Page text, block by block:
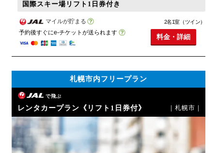
国際スキー場リフト1日券付き
マイルが貯まる
予約後すぐにe-チケットが送られます
2名1室（ツイン）
料金・詳細
札幌市内フリープラン
で飛ぶ
レンタカープラン《リフト1日券付》 ｜札幌市｜